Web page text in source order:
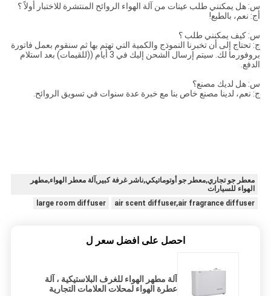
س: هل يمكنني طلب عينات من آلة الهواء الروائح المنتشرة للاختبار أولاً ؟
أج: نعم، بالطبع!
س: كيف يمكنني طلب ؟
ج: تحتاج إلى أن تخبرنا النموذج والكمية التي تهتم بها ثم سنقوم بعمل فاتورة
بروفورما لك. سيتم إرسال الشحن إليك في 3 أيام ((للقيمات) بعد استلام
الدفع.
س: هل لديك مصنع؟
ج: نعم، لدينا مصنع خاص بنا مع خبرة عدة سنوات في تسويق الروائح.
معطر جو تجاري,معطر جو أوتوماتيكي,ناشر غرفة كبير,آلة معطر الهواء,مطهر
الهواء للسيارات
air scent diffuser,air fragrance diffuser
large room diffuser
احصل على افضل سعر ل
آلة مطهر الهواء للغرف البلاستيكية ، آلة
عطرة الهواء لمحلات العلامات التجارية